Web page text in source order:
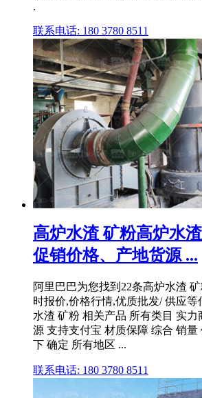
.
联系电话: 180 3780 8511
高炉水渣 矿粉高炉水渣
促销价格、产地货源 ...
阿里巴巴为您找到22条高炉水渣
时报价,价格行情,优质批发/ 供应等
水渣 矿粉 相关产品 所有类目 实
源 支持支付宝 材质保障 综合 销量
下 确定 所有地区 ...
联系电话: 180 3780 8511